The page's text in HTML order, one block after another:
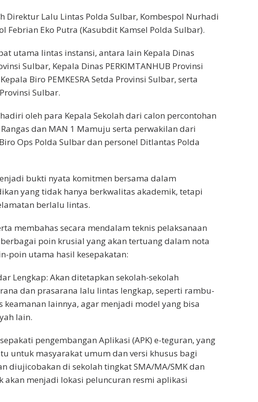
Direktur Lalu Lintas Polda Sulbar, Kombespol Nurhadi
Febrian Eko Putra (Kasubdit Kamsel Polda Sulbar).
utama lintas instansi, antara lain Kepala Dinas
Sulbar, Kepala Dinas PERKIMTANHUB Provinsi
Biro PEMKESRA Setda Provinsi Sulbar, serta
Sulbar.
oleh para Kepala Sekolah dari calon percontohan
dan MAN 1 Mamuju serta perwakilan dari
Ops Polda Sulbar dan personel Ditlantas Polda
bukti nyata komitmen bersama dalam
yang tidak hanya berkwalitas akademik, tetapi
berlalu lintas.
membahas secara mendalam teknis pelaksanaan
poin krusial yang akan tertuang dalam nota
poin utama hasil kesepakatan:
Lengkap: Akan ditetapkan sekolah-sekolah
dan prasarana lalu lintas lengkap, seperti rambu-
lainnya, agar menjadi model yang bisa
lain.
pengembangan Aplikasi (APK) e-teguran, yang
untuk masyarakat umum dan versi khusus bagi
diujicobakan di sekolah tingkat SMA/MA/SMK dan
akan menjadi lokasi peluncuran resmi aplikasi